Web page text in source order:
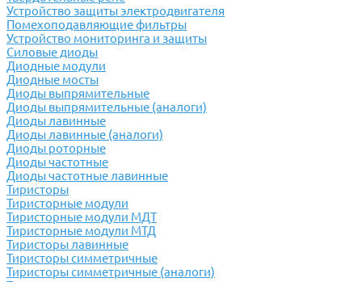
Устройство защиты электродвигателя
Помехоподавляющие фильтры
Устройство мониторинга и защиты
Силовые диоды
Диодные модули
Диодные мосты
Диоды выпрямительные
Диоды выпрямительные (аналоги)
Диоды лавинные
Диоды лавинные (аналоги)
Диоды роторные
Диоды частотные
Диоды частотные лавинные
Тиристоры
Тиристорные модули
Тиристорные модули МДТ
Тиристорные модули МТД
Тиристоры лавинные
Тиристоры симметричные
Тиристоры симметричные (аналоги)